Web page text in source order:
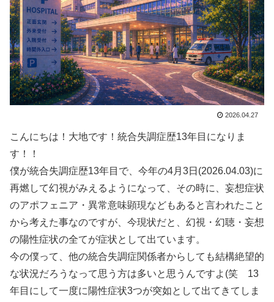
2026.04.27
こんにちは！大地です！統合失調症歴13年目になりま
す！！
僕が統合失調症歴13年目で、今年の4月3日(2026.04.03)に
再燃して幻視がみえるようになって、その時に、妄想症状
のアポフェニア・異常意味顕現などもあると言われたこと
から考えた事なのですが、今現状だと、幻視・幻聴・妄想
の陽性症状の全てが症状として出ています。
今の僕って、他の統合失調症関係者からしても結構絶望的
な状況だろうなって思う方は多いと思うんですよ(笑 13
年目にして一度に陽性症状3つが突如として出てきてしま